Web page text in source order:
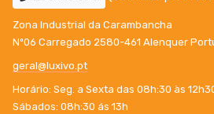
Zona Industrial da Carambancha
Nº06 Carregado 2580-461 Alenquer
geral@luxivo.pt
Horário: Seg. a Sexta das 08h:30 às
Sábados: 08h:30 ás 13h